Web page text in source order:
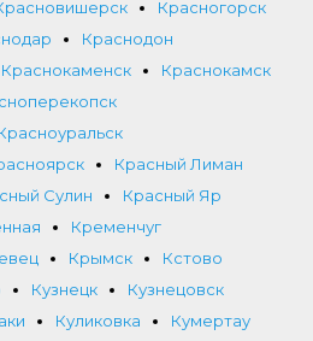
Красногорск
Краснодон
Краснокаменск
Краснокамск
Красный Лиман
Сулин
Красный Яр
Кременчуг
Крымск
Кстово
Кузнецк
Кузнецовск
Куликовка
Кумертау